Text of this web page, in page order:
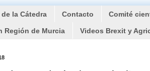
la Cátedra Contacto Comité
Región de Murcia Videos Brexit y